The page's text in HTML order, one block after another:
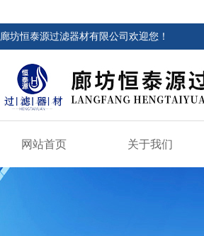
廊坊恒泰源过滤器材有限公司欢迎您！
网站首页 关于我们